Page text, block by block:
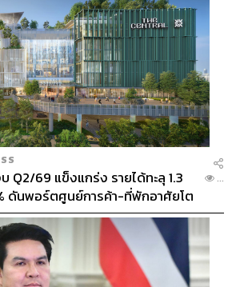
Q2/69 แข็งแกร่ง รายได้ทะลุ 1.3
ดันพอร์ตศูนย์การค้า-ที่พักอาศัยโต
...